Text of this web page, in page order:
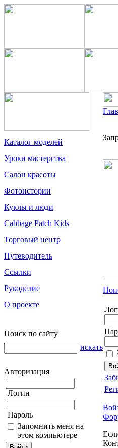
Каталог моделей
Уроки мастерства
Салон красоты
Фотоистории
Куклы и люди
Cabbage Patch Kids
Торговый центр
Путеводитель
Ссылки
Рукоделие
О проекте
Поиск по сайту
искать
Авторизация
Логин
Пароль
Запомнить меня на
этом компьютере